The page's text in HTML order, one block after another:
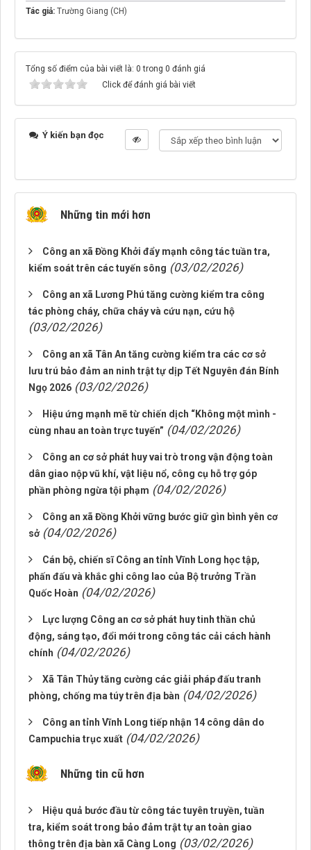
Tác giả: Trường Giang (CH)
Tổng số điểm của bài viết là: 0 trong 0 đánh giá
Click để đánh giá bài viết
Ý kiến bạn đọc
Những tin mới hơn
Công an xã Đồng Khởi đẩy mạnh công tác tuần tra,
kiểm soát trên các tuyến sông (03/02/2026)
Công an xã Lương Phú tăng cường kiểm tra công
tác phòng cháy, chữa cháy và cứu nạn, cứu hộ
(03/02/2026)
Công an xã Tân An tăng cường kiểm tra các cơ sở
lưu trú bảo đảm an ninh trật tự dịp Tết Nguyên đán Bính
Ngọ 2026 (03/02/2026)
Hiệu ứng mạnh mẽ từ chiến dịch “Không một mình -
cùng nhau an toàn trực tuyến” (04/02/2026)
Công an cơ sở phát huy vai trò trong vận động toàn
dân giao nộp vũ khí, vật liệu nổ, công cụ hỗ trợ góp
phần phòng ngừa tội phạm (04/02/2026)
Công an xã Đồng Khởi vững bước giữ gìn bình yên cơ
sở (04/02/2026)
Cán bộ, chiến sĩ Công an tỉnh Vĩnh Long học tập,
phấn đấu và khắc ghi công lao của Bộ trưởng Trần
Quốc Hoàn (04/02/2026)
Lực lượng Công an cơ sở phát huy tinh thần chủ
động, sáng tạo, đổi mới trong công tác cải cách hành
chính (04/02/2026)
Xã Tân Thủy tăng cường các giải pháp đấu tranh
phòng, chống ma túy trên địa bàn (04/02/2026)
Công an tỉnh Vĩnh Long tiếp nhận 14 công dân do
Campuchia trục xuất (04/02/2026)
Những tin cũ hơn
Hiệu quả bước đầu từ công tác tuyên truyền, tuần
tra, kiểm soát trong bảo đảm trật tự an toàn giao
thông trên địa bàn xã Càng Long (03/02/2026)